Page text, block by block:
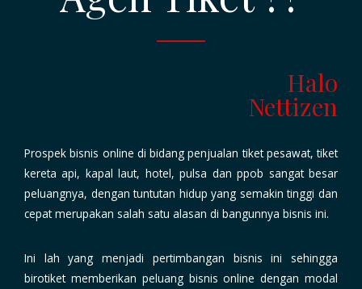
Halo
Nettizen
Prospek bisnis online di bidang penjualantiket pesawat, tiket
kereta api, kapal laut, hotel, pulsa dan ppob sangat besar
peluangnya, dengan tuntutan hidup yang semakin tinggi dan
cepat merupakan salah satu alasan di bangunnya bisnis ini.
Ini lah yang menjadi pertimbangan bisnis ini sehingga
birotiket memberikan peluang bisnis online dengan modal